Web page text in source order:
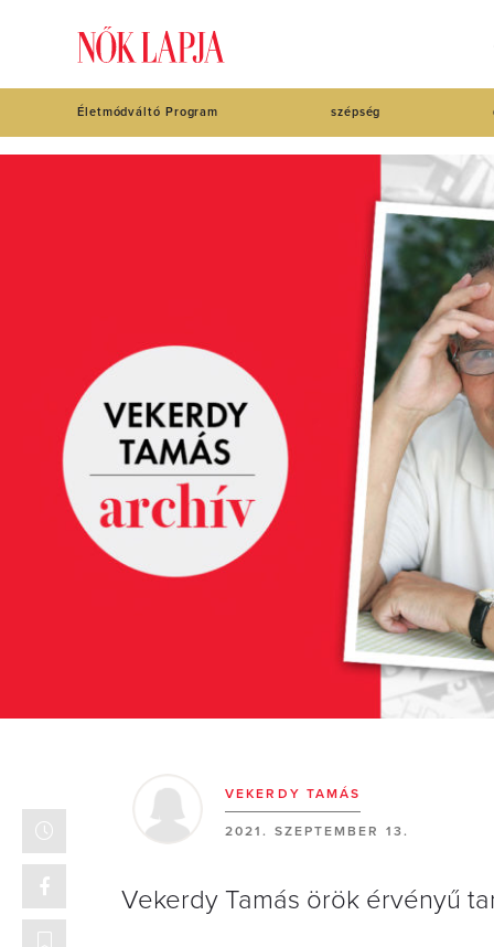
Életmódváltó Program szépség
VEKERDY TAMÁS
2021. SZEPTEMBER 13.
Vekerdy Tamás örök érvényű